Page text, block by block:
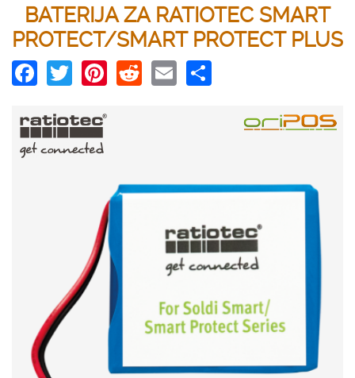
BATERIJA ZA RATIOTEC SMART
PROTECT/SMART PROTECT PLUS
Facebook
TwitterPinterest
Reddit
Email